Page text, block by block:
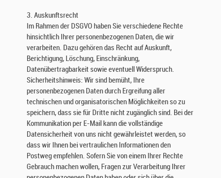
3. Auskunftsrecht
Im Rahmen der DSGVO haben Sie verschiedene Rechte
hinsichtlich Ihrer personenbezogenen Daten, die wir
verarbeiten. Dazu gehören das Recht auf Auskunft,
Berichtigung, Löschung, Einschränkung,
Datenübertragbarkeit sowie eventuell Widerspruch.
Sicherheitshinweis: Wir sind bemüht, Ihre
personenbezogenen Daten durch Ergreifung aller
technischen und organisatorischen Möglichkeiten so zu
speichern, dass sie für Dritte nicht zugänglich sind. Bei der
Kommunikation per E-Mail kann die vollständige
Datensicherheit von uns nicht gewährleistet werden, so
dass wir Ihnen bei vertraulichen Informationen den
Postweg empfehlen. Sofern Sie von einem Ihrer Rechte
Gebrauch machen wollen, Fragen zur Verarbeitung Ihrer
e
n
S
e
I
f
o
r
m
a
t
i
o
n